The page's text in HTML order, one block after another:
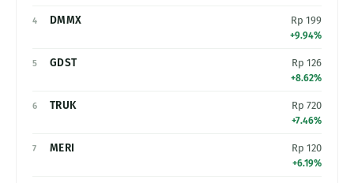
4 DMMX Rp 199
+9.94%
5 GDST Rp 126
+8.62%
6 TRUK Rp 720
+7.46%
7 MERI Rp 120
+6.19%